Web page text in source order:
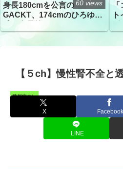
身長180cmを公言の
GACKT、174cmのひろゆき
トざわつき イベントでの写
真が話題
60 views
【５ch】慢性腎不全と
糖尿病スレ
X Facebook
LINE